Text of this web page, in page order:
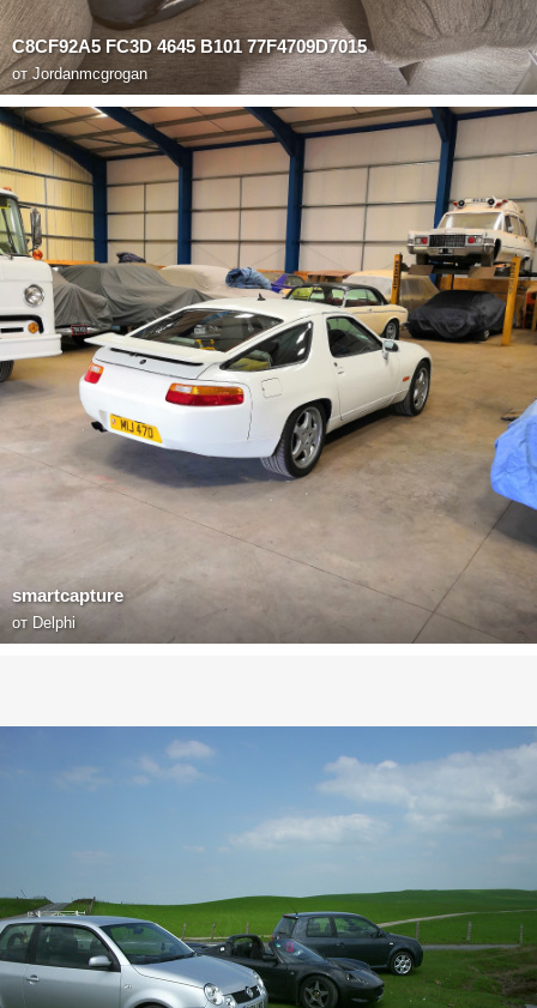
C8CF92A5 FC3D 4645 B101 77F4709D7015
отJordanmcgrogan
smartcapture
от Delphi